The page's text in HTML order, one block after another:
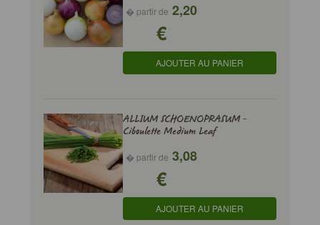
� partir de 2,20
€
AJOUTER AU PANIER
ALLIUM SCHOENOPRASUM -
Ciboulette Medium Leaf
� partir de 3,08
€
AJOUTER AU PANIER